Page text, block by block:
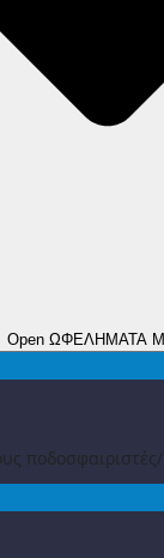
Open ΩΦΕΛΗΜΑΤΑ